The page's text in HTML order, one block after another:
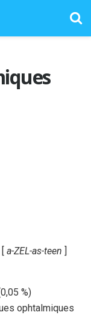
a-ZEL-as-teen ]
%)
ophtalmiques